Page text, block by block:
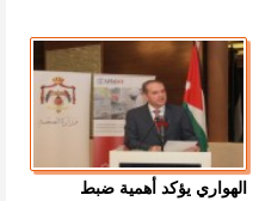
الهواري يؤكد أهمية ضبط